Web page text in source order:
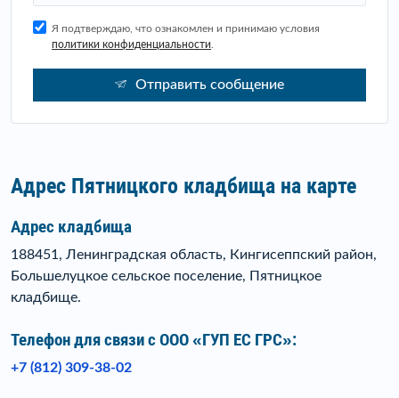
Я подтверждаю, что ознакомлен и принимаю условия
политики конфиденциальности
Отправить сообщение
Адрес Пятницкого кладбища на карте
Адрес кладбища
188451, Ленинградская область, Кингисеппский район,
Большелуцкое сельское поселение, Пятницкое
кладбище.
Телефон для связи c ООО «ГУП ЕС ГРС»:
+7 (812) 309-38-02